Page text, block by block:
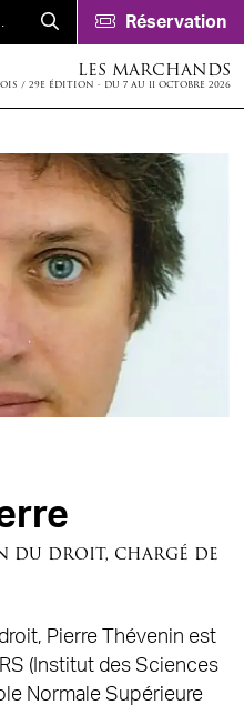
Réservation
LES MARCHANDS
/ 29E ÉDITION - DU 7 AU 11 OCTOBRE 2026
du droit, chargé de
Pierre Thévenin est
(Institut des Sciences
Normale Supérieure